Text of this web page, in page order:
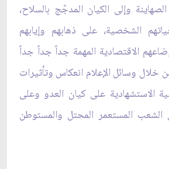
وإلى الكيان المدجّج بالسلاح،
الشخصية، على ذهابهم وإيابهم
الاقتصادية المهمة جداً جداً جداً
خلال وسائل الإعلام انعكاس وتأثيرات
الاستشهادية على كيان العدو وعلى
المستعمر المحتل والمستوطن